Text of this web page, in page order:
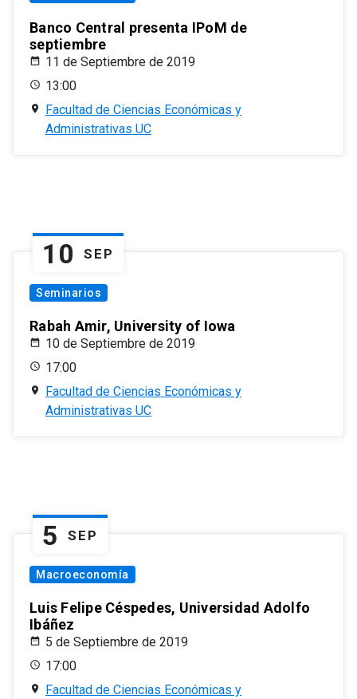
Banco Central presenta IPoM de
septiembre
11 de Septiembre de 2019
13:00
Facultad de Ciencias Económicas y
Administrativas UC
10 SEP
Seminarios
Rabah Amir, University of Iowa
10 de Septiembre de 2019
17:00
Facultad de Ciencias Económicas y
Administrativas UC
5 SEP
Macroeconomía
Luis Felipe Céspedes, Universidad Adolfo
Ibáñez
5 de Septiembre de 2019
17:00
Facultad de Ciencias Económicas y